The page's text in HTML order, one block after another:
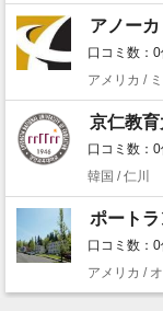
アノー
口コミ数：
アメリカ /
京仁教
口コミ数：
韓国 / 仁川
ポート
口コミ数：
アメリカ /